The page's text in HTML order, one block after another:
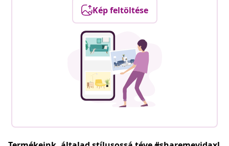
Kép feltöltése